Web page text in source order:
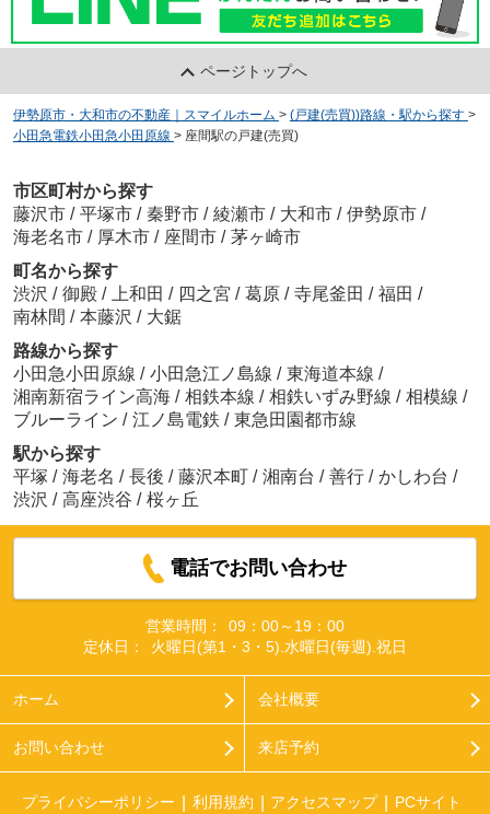
ページトップへ
伊勢原市・大和市の不動産｜スマイルホーム > (戸建(売買))路線・駅から探す >
小田急電鉄小田急小田原線 > 座間駅の戸建(売買)
市区町村から探す
藤沢市 / 平塚市 / 秦野市 / 綾瀬市 / 大和市 / 伊勢原市 /
海老名市 / 厚木市 / 座間市 / 茅ヶ崎市
町名から探す
渋沢 / 御殿 / 上和田 / 四之宮 / 葛原 / 寺尾釜田 / 福田 /
南林間 / 本藤沢 / 大鋸
路線から探す
小田急小田原線 / 小田急江ノ島線 / 東海道本線 /
湘南新宿ライン高海 / 相鉄本線 / 相鉄いずみ野線 / 相模線 /
ブルーライン / 江ノ島電鉄 / 東急田園都市線
駅から探す
平塚 / 海老名 / 長後 / 藤沢本町 / 湘南台 / 善行 / かしわ台 /
渋沢 / 高座渋谷 / 桜ヶ丘
電話でお問い合わせ
営業時間：
09：00～19：00
定休日：
火曜日(第1・3・5).水曜日(毎週).祝日
ホーム 会社概要
お問い合わせ 来店予約
プライバシーポリシー 利用規約 アクセスマップ PCサイト